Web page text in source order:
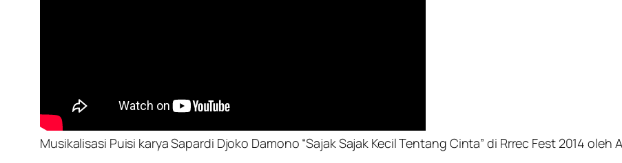
Musikalisasi Puisi karya Sapardi Djoko Damono “Sajak Sajak Kecil Tentang Cinta” di Rrrec Fest 2014 oleh